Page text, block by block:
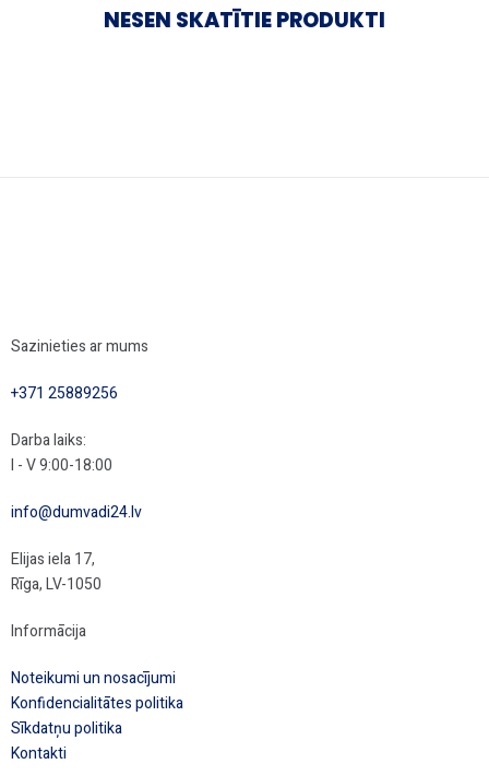
NESEN SKATĪTIE PRODUKTI
Sazinieties ar mums
+371 25889256
Darba laiks:
I - V 9:00-18:00
info@dumvadi24.lv
Elijas iela 17,
Rīga, LV-1050
Informācija
Noteikumi un nosacījumi
Konfidencialitātes politika
Sīkdatņu politika
Kontakti